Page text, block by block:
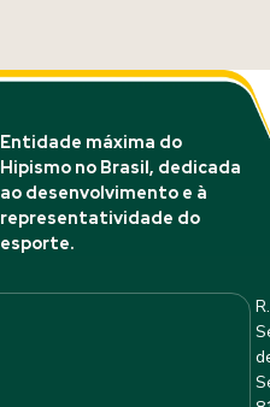
Entidade máxima do
Hipismo no Brasil, dedicada
ao desenvolvimento e à
representatividade do
esporte.
R.